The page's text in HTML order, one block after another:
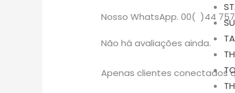
Nosso WhatsApp. 00( )44
Não há avaliações ainda.
Apenas clientes conectados